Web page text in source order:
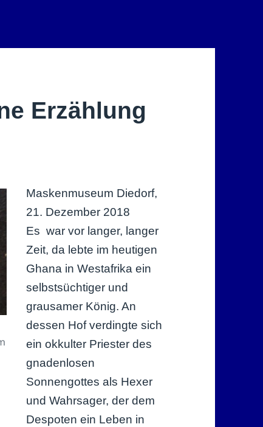
Erzählung
Maskenmuseum Diedorf,
21. Dezember 2018
Es war vor langer, langer
Zeit, da lebte im heutigen
Ghana in Westafrika ein
selbstsüchtiger und
grausamer König. An
dessen Hof verdingte sich
ein okkulter Priester des
gnadenlosen
Sonnengottes als Hexer
und Wahrsager, der dem
Despoten ein Leben in